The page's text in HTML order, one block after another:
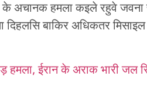
के अचानक हमला कइले रहुवे
बाकिर अधिकतर मिसाइल
हमला, ईरान के अराक भारी जल